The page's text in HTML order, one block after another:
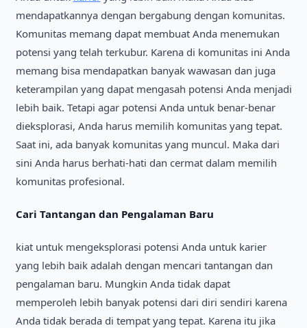
mendapatkannya dengan bergabung dengan komunitas.
Komunitas memang dapat membuat Anda menemukan
potensi yang telah terkubur. Karena di komunitas ini Anda
memang bisa mendapatkan banyak wawasan dan juga
keterampilan yang dapat mengasah potensi Anda menjadi
lebih baik. Tetapi agar potensi Anda untuk benar-benar
dieksplorasi, Anda harus memilih komunitas yang tepat.
Saat ini, ada banyak komunitas yang muncul. Maka dari
sini Anda harus berhati-hati dan cermat dalam memilih
komunitas profesional.
Cari Tantangan dan Pengalaman Baru
kiat untuk mengeksplorasi potensi Anda untuk karier
yang lebih baik adalah dengan mencari tantangan dan
pengalaman baru. Mungkin Anda tidak dapat
memperoleh lebih banyak potensi dari diri sendiri karena
Anda tidak berada di tempat yang tepat. Karena itu jika